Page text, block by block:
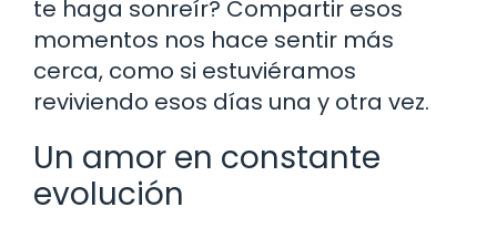
te haga sonreír? Compartir esos
momentos nos hace sentir más
cerca, como si estuviéramos
reviviendo esos días una y otra vez.
Un amor en constante
evolución